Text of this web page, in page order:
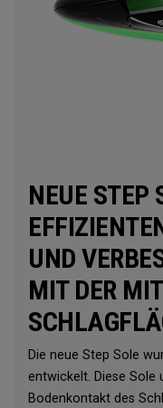
NEUE STEP
UND
MIT DER
Die neue Step Sole
entwickelt. Diese Sole
Bodenkontakt des